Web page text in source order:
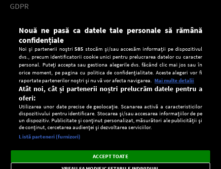
GDPR
Descarcă gratuit aplicaţia Europa FM pentru smartphone:
Setări:
Dark
Mode
Radio live, podcasturi, știri și alerte
importante.
×
Nouă ne pasă ca datele tale personale să rămână
confidențiale
Noi și partenerii noștri585 stocăm și/sau accesăm informații pe dispozitivul
dvs., precum identificatorii cookie unici pentru prelucrarea datelor cu caracter
personal. Puteți accepta sau gestiona alegerile dvs. făcând clic mai jos sau în
orice moment, pe pagina cu politica de confidențialitate. Aceste alegeri vor fi
raportate partenerilor noștri și nu vă vor afecta navigarea. Mai multe detalii
Atât noi, cât și partenerii noștri prelucrăm datele pentru a
oferi:
Utilizarea unor date precise de geolocație. Scanarea activă a caracteristicilor
dispozitivului pentru identificare. Stocarea și/sau accesarea informațiilor de pe
un dispozitiv. Publicitate și conținut personalizat, măsurători ale publicității și
de conținut, cercetarea audienței și dezvoltarea serviciilor.
Listă parteneri (furnizori)
ACCEPT TOATE